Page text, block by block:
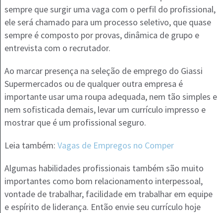
sempre que surgir uma vaga com o perfil do profissional,
ele será chamado para um processo seletivo, que quase
sempre é composto por provas, dinâmica de grupo e
entrevista com o recrutador.
Ao marcar presença na seleção de emprego do Giassi
Supermercados ou de qualquer outra empresa é
importante usar uma roupa adequada, nem tão simples e
nem sofisticada demais, levar um currículo impresso e
mostrar que é um profissional seguro.
Leia também: Vagas de Empregos no Comper
Algumas habilidades profissionais também são muito
importantes como bom relacionamento interpessoal,
vontade de trabalhar, facilidade em trabalhar em equipe
e espírito de liderança. Então envie seu currículo hoje